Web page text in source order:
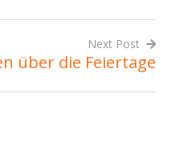
Next Post
über die Feiertage